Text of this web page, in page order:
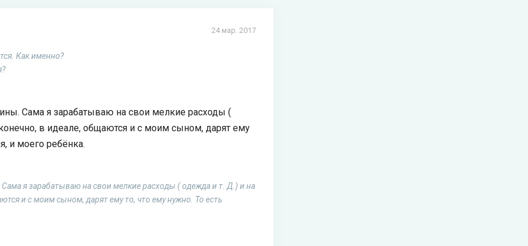
24 мар. 2017
Как именно?
Сама я зарабатываю на свои мелкие расходы (
в идеале, общаются и с моим сыном, дарят ему
и моего ребёнка.
я зарабатываю на свои мелкие расходы ( одежда и т. Д.) и на
и с моим сыном, дарят ему то, что ему нужно. То есть